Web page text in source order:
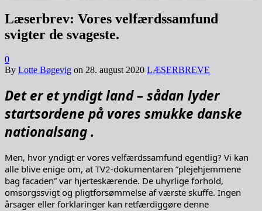
Læserbrev: Vores velfærdssamfund
svigter de svageste.
0
By Lotte Bøgevig on 28. august 2020 LÆSERBREVE
Det er et yndigt land – sådan lyder
startsordene på vores smukke danske
nationalsang .
Men, hvor yndigt er vores velfærdssamfund egentlig? Vi kan
alle blive enige om, at TV2-dokumentaren ”plejehjemmene
bag facaden” var hjerteskærende. De uhyrlige forhold,
omsorgssvigt og pligtforsømmelse af værste skuffe. Ingen
årsager eller forklaringer kan retfærdiggøre denne